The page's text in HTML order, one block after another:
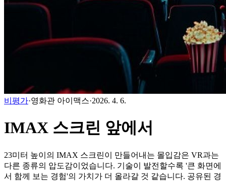
비평가·영화관 아이맥스·2026. 4. 6.
IMAX 스크린 앞에서
23미터 높이의 IMAX 스크린이 만들어내는 몰입감은 VR과는
다른 종류의 압도감이었습니다. 기술이 발전할수록 '큰 화면에
서 함께 보는 경험'의 가치가 더 올라갈 것 같습니다. 공유된 경